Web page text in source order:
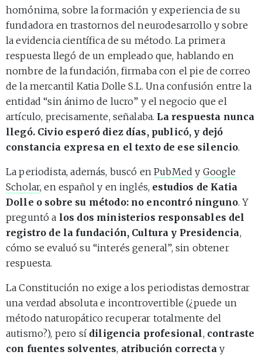
homónima, sobre la formación y experiencia de su
fundadora en trastornos del neurodesarrollo y sobre
la evidencia científica de su método. La primera
respuesta llegó de un empleado que, hablando en
nombre de la fundación, firmaba con el pie de correo
de la mercantil Katia Dolle S.L. Una confusión entre la
entidad “sin ánimo de lucro” y el negocio que el
artículo, precisamente, señalaba. La respuesta nunca
llegó. Civio esperó diez días, publicó, y dejó
constancia expresa en el texto de ese silencio.
La periodista, además, buscó enPubMed y Google
Scholar, en español y en inglés, estudios de Katia
Dolle o sobre su método: no encontró ninguno. Y
preguntó a los dos ministerios responsables del
registro de la fundación, Cultura y Presidencia,
cómo se evaluó su “interés general”, sin obtener
respuesta.
La Constitución no exige a los periodistas demostrar
una verdad absoluta e incontrovertible (¿puede un
método naturopático recuperar totalmente del
autismo?), pero sí diligencia profesional, contraste
con fuentes solventes, atribución correcta y